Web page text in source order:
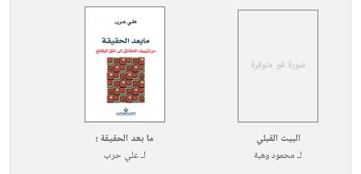
البيت القبلي
لـمحمود وهبة
ما بعد الحقيقة ؛
لـعلي حرب